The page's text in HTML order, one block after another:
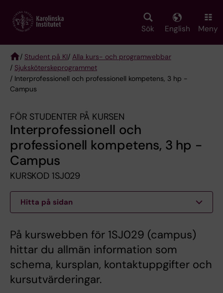
main
Sök English Meny
Breadcrumb
/ Student på KI/ Alla kurs- och programwebbar
/ Sjuksköterske­programmet
/ Interprofessionell och professionell kompetens, 3 hp -
Campus
FÖR STUDENTER PÅ KURSEN
Interprofessionell och
professionell kompetens, 3 hp -
Campus
KURSKOD 1SJ029
Hitta på sidan
På kurswebben för 1SJ029 (campus)
hittar du allmän information som
schema, kursplan, kontaktuppgifter och
kursutvärderingar.